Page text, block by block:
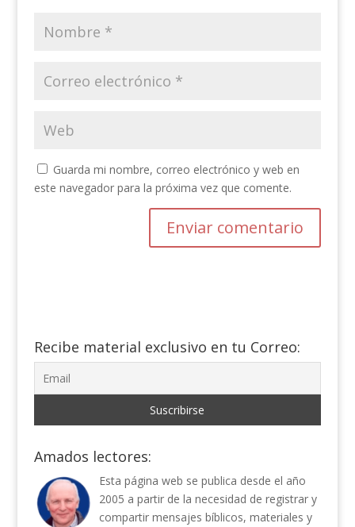
Guarda mi nombre, correo electrónico y web en
este navegador para la próxima vez que comente.
Recibe material exclusivo en tu Correo:
Amados lectores:
Esta página web se publica desde el año
2005 a partir de la necesidad de registrar y
compartir mensajes bíblicos, materiales y